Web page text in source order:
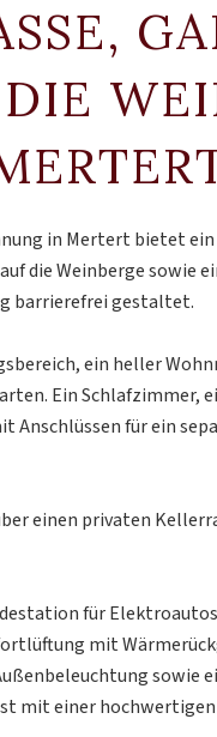
in Mertert bietet
die Weinberge sowie
barrierefrei gestaltet.
ein heller
Ein Schlafzimmer,
Anschlüssen für ein
einen privaten
für
mit
sowie
mit einer